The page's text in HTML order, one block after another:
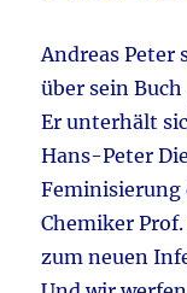
k
Andreas
über sein
Er unterhält
Hans-Peter
Feminisierung
Chemiker
zum neuen